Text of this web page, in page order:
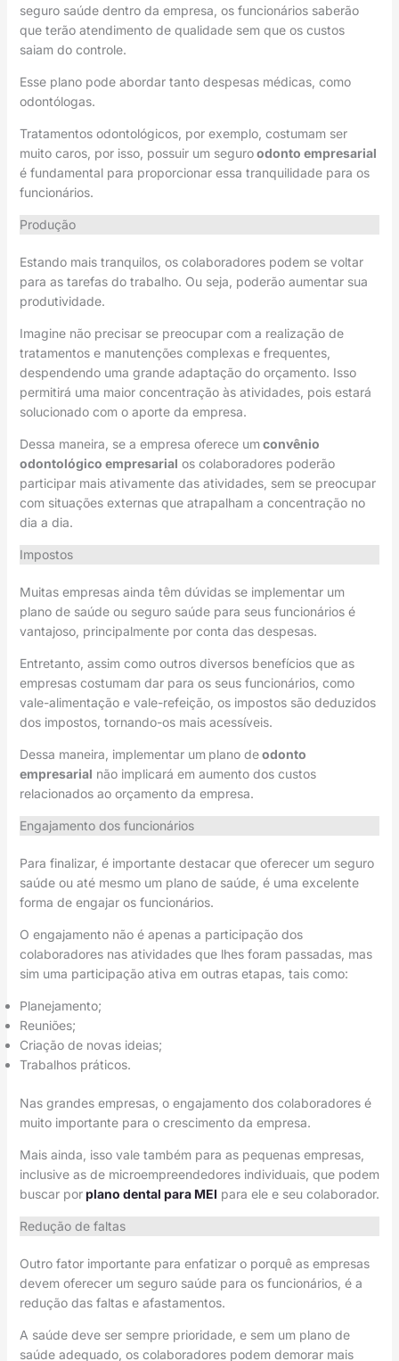
seguro saúde dentro da empresa, os funcionários saberão
que terão atendimento de qualidade sem que os custos
saiam do controle.
Esse plano pode abordar tanto despesas médicas, como
odontólogas.
Tratamentos odontológicos, por exemplo, costumam ser
muito caros, por isso, possuir um seguro odonto empresarial
é fundamental para proporcionar essa tranquilidade para os
funcionários.
Produção
Estando mais tranquilos, os colaboradores podem se voltar
para as tarefas do trabalho. Ou seja, poderão aumentar sua
produtividade.
Imagine não precisar se preocupar com a realização de
tratamentos e manutenções complexas e frequentes,
despendendo uma grande adaptação do orçamento. Isso
permitirá uma maior concentração às atividades, pois estará
solucionado com o aporte da empresa.
Dessa maneira, se a empresa oferece um convênio
odontológico empresarial os colaboradores poderão
participar mais ativamente das atividades, sem se preocupar
com situações externas que atrapalham a concentração no
dia a dia.
Impostos
Muitas empresas ainda têm dúvidas se implementar um
plano de saúde ou seguro saúde para seus funcionários é
vantajoso, principalmente por conta das despesas.
Entretanto, assim como outros diversos benefícios que as
empresas costumam dar para os seus funcionários, como
vale-alimentação e vale-refeição, os impostos são deduzidos
dos impostos, tornando-os mais acessíveis.
Dessa maneira, implementar um plano de odonto
empresarial não implicará em aumento dos custos
relacionados ao orçamento da empresa.
Engajamento dos funcionários
Para finalizar, é importante destacar que oferecer um seguro
saúde ou até mesmo um plano de saúde, é uma excelente
forma de engajar os funcionários.
O engajamento não é apenas a participação dos
colaboradores nas atividades que lhes foram passadas, mas
sim uma participação ativa em outras etapas, tais como:
Planejamento;
Reuniões;
Criação de novas ideias;
Trabalhos práticos.
Nas grandes empresas, o engajamento dos colaboradores é
muito importante para o crescimento da empresa.
Mais ainda, isso vale também para as pequenas empresas,
inclusive as de microempreendedores individuais, que podem
buscar por plano dental para MEI para ele e seu colaborador.
Redução de faltas
Outro fator importante para enfatizar o porquê as empresas
devem oferecer um seguro saúde para os funcionários, é a
redução das faltas e afastamentos.
A saúde deve ser sempre prioridade, e sem um plano de
saúde adequado, os colaboradores podem demorar mais